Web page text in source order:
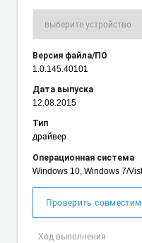
Версия файла/ПО
1.0.145.40101
Дата выпуска
12.08.2015
Тип
драйвер
Операционная система
Windows 10, Windows 7/
Проверить
Ход выполнения